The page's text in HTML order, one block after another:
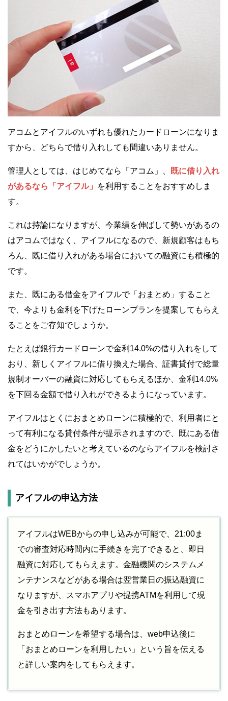
アコムとアイフルのいずれも優れたカードローンになりま
すから、どちらで借り入れしても間違いありません。
管理人としては、はじめてなら「アコム」、
既に借り入れ
があるなら「アイフル」
を利用することをおすすめしま
す。
これは持論になりますが、今業績を伸ばして勢いがあるの
はアコムではなく、アイフルになるので、新規顧客はもち
ろん、既に借り入れがある場合においての融資にも積極的
です。
また、既にある借金をアイフルで「おまとめ」すること
で、今よりも金利を下げたローンプランを提案してもらえ
ることをご存知でしょうか。
たとえば銀行カードローンで金利14.0%の借り入れをして
おり、新しくアイフルに借り換えた場合、証書貸付で総量
規制オーバーの融資に対応してもらえるほか、金利14.0%
を下回る金額で借り入れができるようになっています。
アイフルはとくにおまとめローンに積極的で、利用者にと
って有利になる貸付条件が提示されますので、既にある借
金をどうにかしたいと考えているのならアイフルを検討さ
れてはいかがでしょうか。
アイフルの申込方法
アイフルはWEBからの申し込みが可能で、21:00ま
での審査対応時間内に手続きを完了できると、即日
融資に対応してもらえます。金融機関のシステムメ
ンテナンスなどがある場合は翌営業日の振込融資に
なりますが、スマホアプリや提携ATMを利用して現
金を引き出す方法もあります。
おまとめローンを希望する場合は、web申込後に
「おまとめローンを利用したい」という旨を伝える
と詳しい案内をしてもらえます。